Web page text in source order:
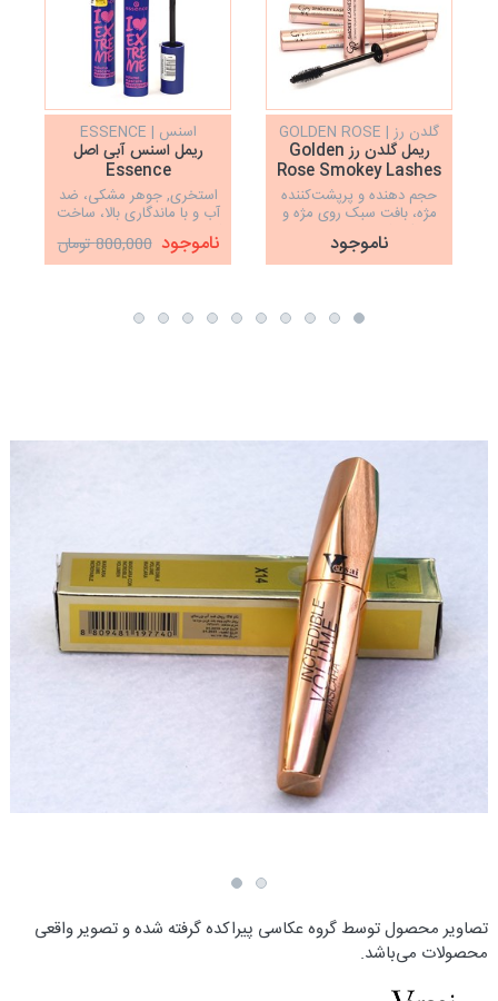
گلدن رز | GOLDEN ROSE
ریمل گلدن رز Golden
Rose Smokey Lashes
حجم دهنده و پرپشت‌کننده
مژه، بافت سبک روی مژه و
خشک شدن سریع، ساخت
ترکیه
ناموجود
اسنس | ESSENCE
ریمل اسنس آبی اصل
Essence
استخری, جوهر مشکی، ضد
آب و با ماندگاری بالا، ساخت
کشور ایتالیا، حجم دهنده مژه
ناموجود 800,000 تومان
تصاویر محصول توسط گروه عکاسی پیراکده گرفته شده و تصویر واقعی
محصولات می‌باشد.